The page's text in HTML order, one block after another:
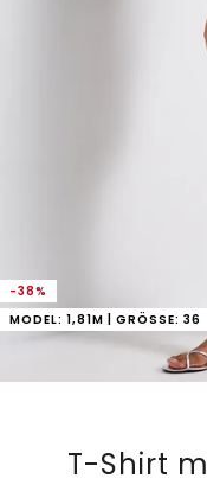
-38%
MODEL: 1,81M | GRÖSSE: 36
T-Shirt